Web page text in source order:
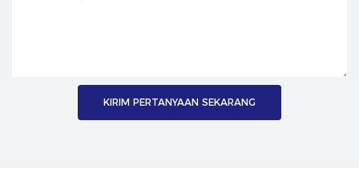
KIRIM PERTANYAAN SEKARANG